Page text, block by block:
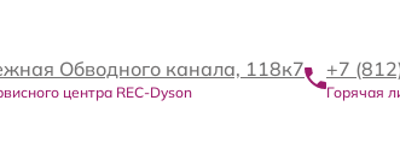
Обводного канала, 118к7
центра REC-Dyson
+7
Горячая